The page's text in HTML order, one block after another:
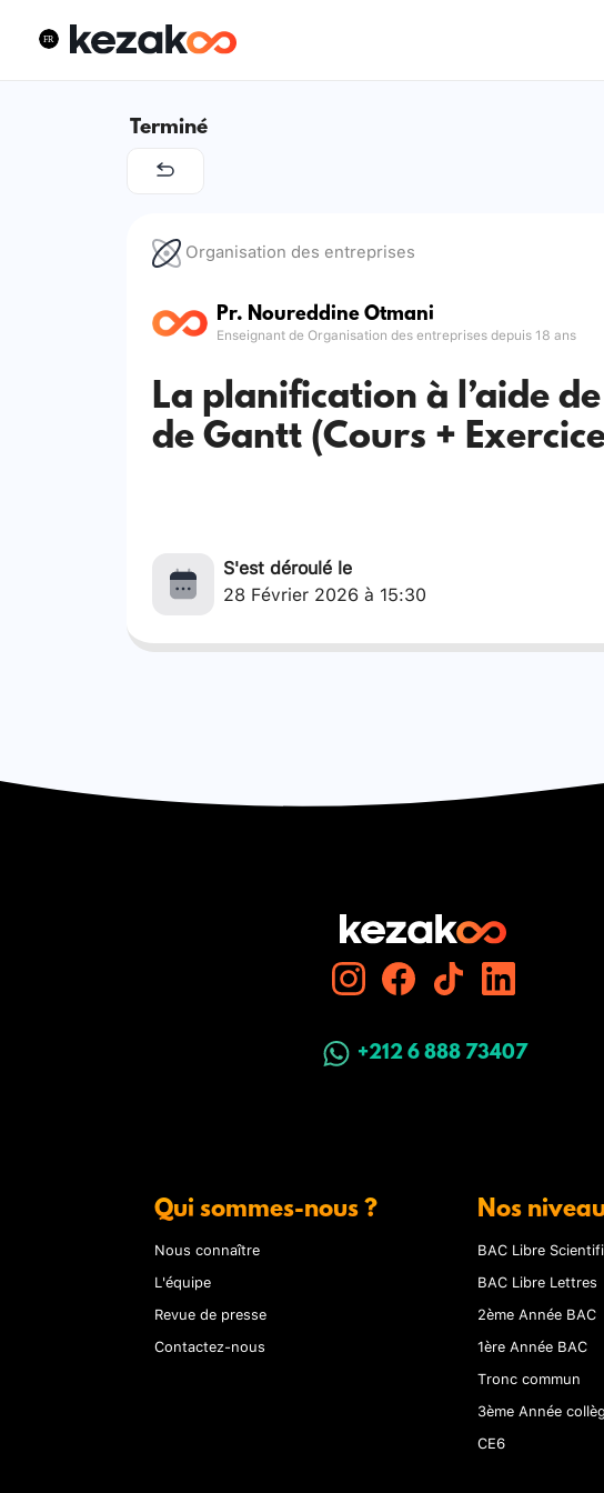
Terminé
Organisation des entreprises
Pr. Noureddine Otmani
Enseignant de Organisation des entreprises depuis 18 ans
La planification à l’aide
de Gantt (Cours +
S'est déroulé le
28 Février 2026 à 15:30
+212 6 888 73407
Qui sommes-nous ?
Nous connaître
L'équipe
Revue de presse
Contactez-nous
Nos
BAC Libre
BAC Libre Lettres
2ème Année BAC
1ère Année BAC
Tronc commun
3ème Année
CE6